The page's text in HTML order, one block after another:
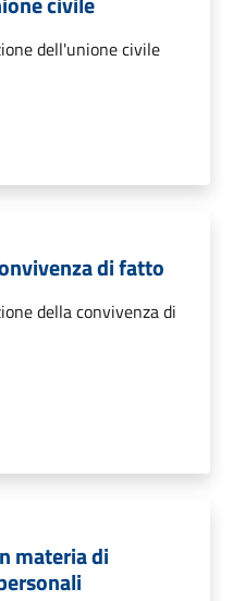
dell'unione civile
di fatto
della convivenza di
materia di